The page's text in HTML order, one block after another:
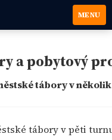
MENU
a pobytový
tábory v
tábory v pěti